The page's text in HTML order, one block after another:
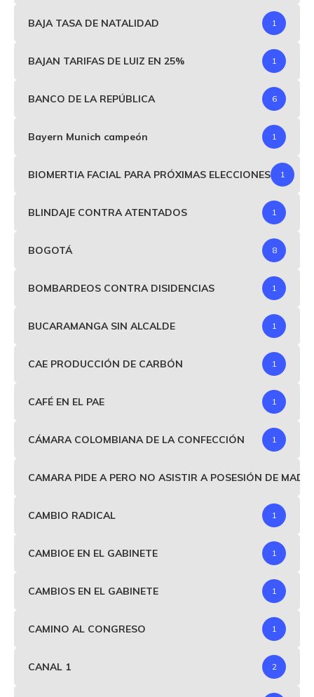
BAJA TASA DE NATALIDAD 1
BAJAN TARIFAS DE LUIZ EN 25% 1
BANCO DE LA REPÚBLICA 6
Bayern Munich campeón 1
BIOMERTIA FACIAL PARA PRÓXIMAS ELECCIONES 1
BLINDAJE CONTRA ATENTADOS 1
BOGOTÁ 8
BOMBARDEOS CONTRA DISIDENCIAS 1
BUCARAMANGA SIN ALCALDE 1
CAE PRODUCCIÓN DE CARBÓN 1
CAFÉ EN EL PAE 1
CÁMARA COLOMBIANA DE LA CONFECCIÓN 1
CAMARA PIDE A PERO NO ASISTIR A POSESIÓN DE
CAMBIO RADICAL 1
CAMBIOE EN EL GABINETE 1
CAMBIOS EN EL GABINETE 1
CAMINO AL CONGRESO 1
CANAL 1 2